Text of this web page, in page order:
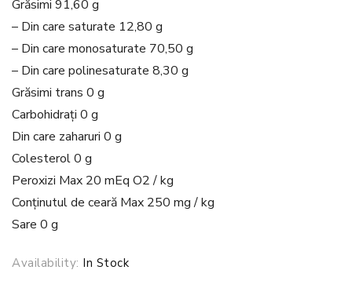
Grăsimi 91,60 g
– Din care saturate 12,80 g
– Din care monosaturate 70,50 g
– Din care polinesaturate 8,30 g
Grăsimi trans 0 g
Carbohidrați 0 g
Din care zaharuri 0 g
Colesterol 0 g
Peroxizi Max 20 mEq O2 / kg
Conținutul de ceară Max 250 mg / kg
Sare 0 g
Availability: In Stock